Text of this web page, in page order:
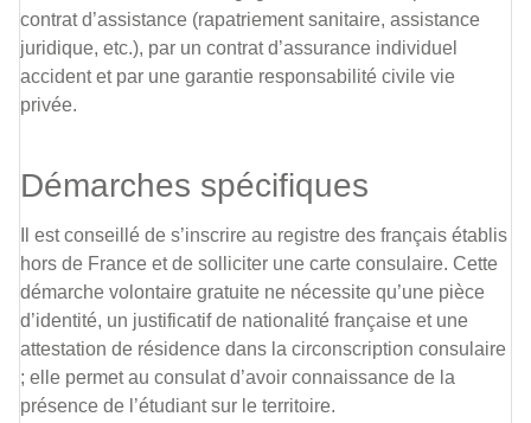
contrat d’assistance (rapatriement sanitaire, assistance
juridique, etc.), par un contrat d’assurance individuel
accident et par une garantie responsabilité civile vie
privée.
Démarches spécifiques
Il est conseillé de s’inscrire au registre des français établis
hors de France et de solliciter une carte consulaire. Cette
démarche volontaire gratuite ne nécessite qu’une pièce
d’identité, un justificatif de nationalité française et une
attestation de résidence dans la circonscription consulaire
; elle permet au consulat d’avoir connaissance de la
présence de l’étudiant sur le territoire.